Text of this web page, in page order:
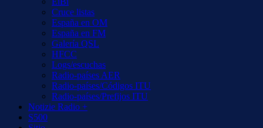
Cruce listas
España en OM
España en FM
Galería QSL
HFCC
Logs/escuchas
Radio-países AER
Radio-países/Códigos ITU
Radio-países/Prefijos ITU
Notizie Radio +
S500